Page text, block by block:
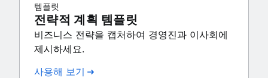
템플릿
전략적 계획 템플릿
비즈니스 전략을 캡처하여 경영진과 이사회에
제시하세요.
사용해 보기